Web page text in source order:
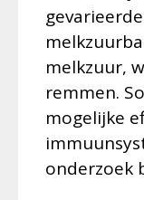
melkzuur,
remmen.
mogelijke
onderzoek